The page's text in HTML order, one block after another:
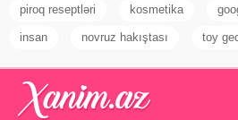
piroq reseptləri kosmetika
insan novruz hakıştası toy